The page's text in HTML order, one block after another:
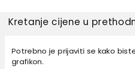
Kretanje cijene u
Potrebno je prijaviti se kako
grafikon.